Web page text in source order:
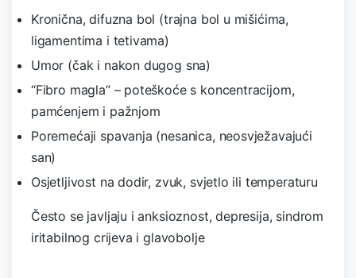
Kronična, difuzna bol (trajna bol u mišićima,
ligamentima i tetivama)
Umor (čak i nakon dugog sna)
“Fibro magla” – poteškoće s koncentracijom,
pamćenjem i pažnjom
Poremećaji spavanja (nesanica, neosvježavajući
san)
Osjetljivost na dodir, zvuk, svjetlo ili temperaturu
Često se javljaju i anksioznost, depresija, sindrom
iritabilnog crijeva i glavobolje